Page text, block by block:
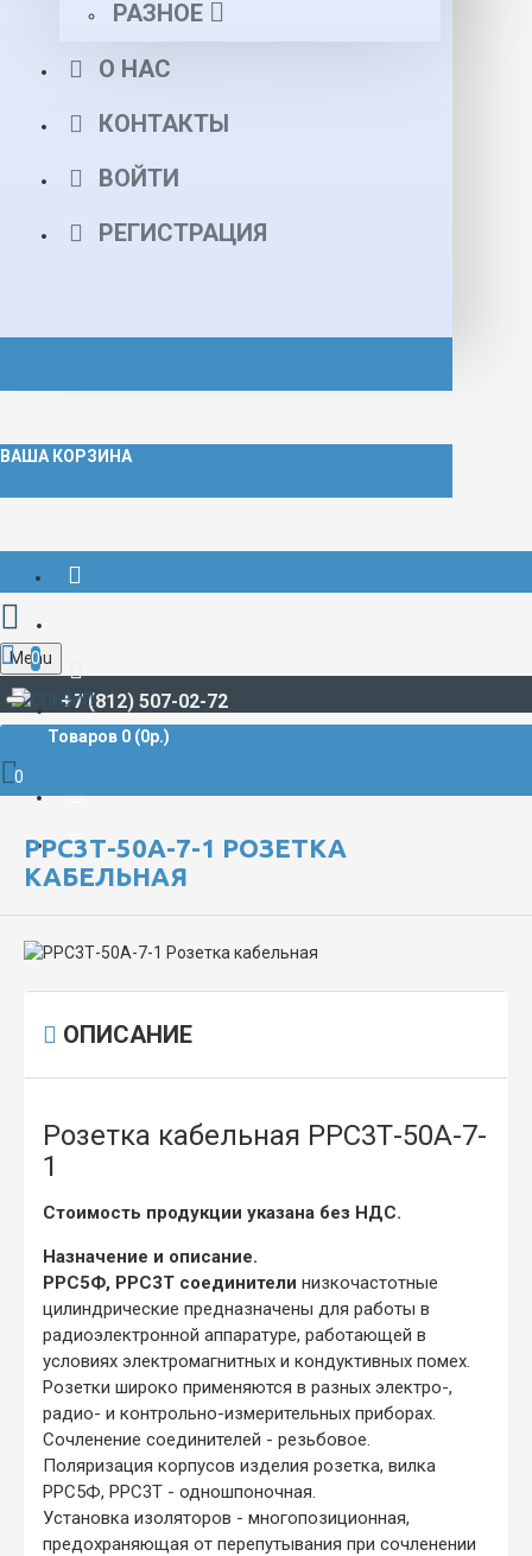
РАЗНОЕ
О НАС
КОНТАКТЫ
ВОЙТИ
РЕГИСТРАЦИЯ
ВАША КОРЗИНА
+7 (812) 507-02-72
Menu
0
Товаров 0 (0р.)
0
РРС3Т-50А-7-1 РОЗЕТКА
КАБЕЛЬНАЯ
ОПИСАНИЕ
Розетка кабельная РРС3Т-50А-7-
1
Стоимость продукции указана без НДС.
Назначение и описание.
РРС5Ф, РРС3Т соединители низкочастотные
цилиндрические предназначены для работы в
радиоэлектронной аппаратуре, работающей в
условиях электромагнитных и кондуктивных помех.
Розетки широко применяются в разных электро-,
радио- и контрольно-измерительных приборах.
Сочленение соединителей - резьбовое.
Поляризация корпусов изделия розетка, вилка
РРС5Ф, РРС3Т - одношпоночная.
Установка изоляторов - многопозиционная,
предохраняющая от перепутывания при сочленении